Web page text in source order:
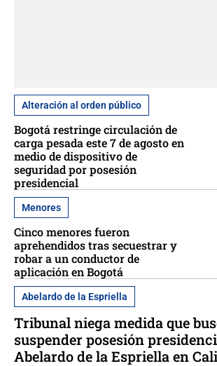
Alteración al orden público
Bogotá restringe circulación de
carga pesada este 7 de agosto en
medio de dispositivo de
seguridad por posesión
presidencial
Menores
Cinco menores fueron
aprehendidos tras secuestrar y
robar a un conductor de
aplicación en Bogotá
Abelardo de la Espriella
Tribunal niega medida que
suspender posesión
Abelardo de la Espriella en Cali